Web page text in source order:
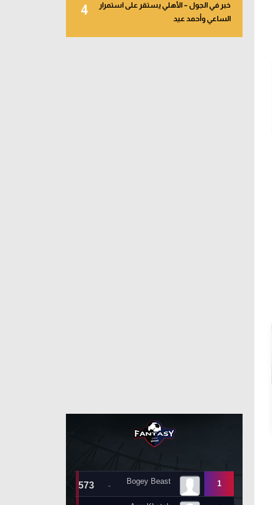
4
خبر في الجول – الأهلي يستقر على استمرار
الساعي وأحمد عيد